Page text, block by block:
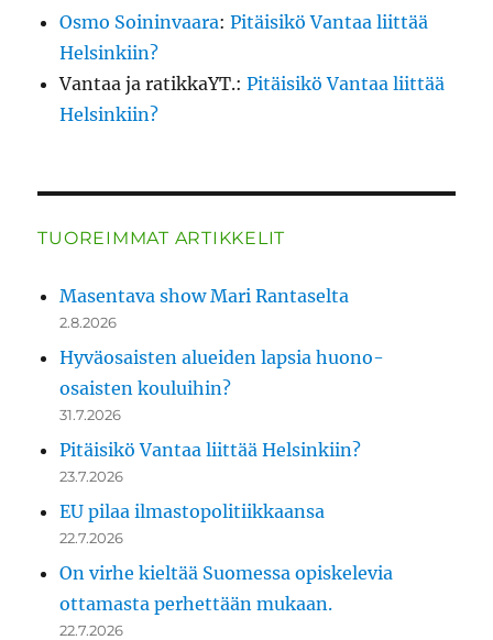
Osmo Soininvaara:Pitäisikö Vantaa liittää
Helsinkiin?
Vantaa ja ratikkaYT.:Pitäisikö Vantaa liittää
Helsinkiin?
TUOREIMMAT ARTIKKELIT
Masentava show Mari Rantaselta
2.8.2026
Hyväosaisten alueiden lapsia huono-
osaisten kouluihin?
31.7.2026
Pitäisikö Vantaa liittää Helsinkiin?
23.7.2026
EU pilaa ilmastopolitiikkaansa
22.7.2026
On virhe kieltää Suomessa opiskelevia
ottamasta perhettään mukaan.
22.7.2026